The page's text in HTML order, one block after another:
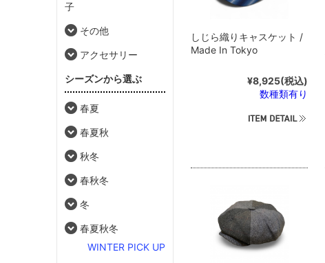
しじら織りキャスケット /
Made In Tokyo
¥8,925(税込)
数種類有り
子
その他
アクセサリー
シーズンから選ぶ
春夏
春夏秋
秋冬
春秋冬
冬
春夏秋冬
WINTER PICK UP